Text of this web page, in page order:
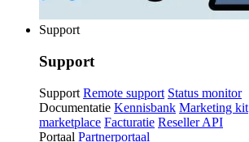
Support
Support
Support Remote support Status monitor
Documentatie Kennisbank Marketing kit
marketplace Facturatie Reseller API
Portaal Partnerportaal